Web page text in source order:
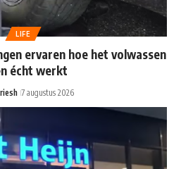
LIFE
ervaren hoe het volwassen
écht werkt
7 augustus 2026